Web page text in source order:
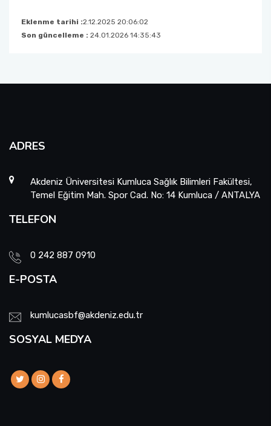
Eklenme tarihi :2.12.2025 20:06:02
Son güncelleme : 24.01.2026 14:35:43
ADRES
Akdeniz Üniversitesi Kumluca Sağlık Bilimleri Fakültesi,
Temel Eğitim Mah. Spor Cad. No: 14 Kumluca / ANTALYA
TELEFON
0 242 887 0910
E-POSTA
kumlucasbf@akdeniz.edu.tr
SOSYAL MEDYA